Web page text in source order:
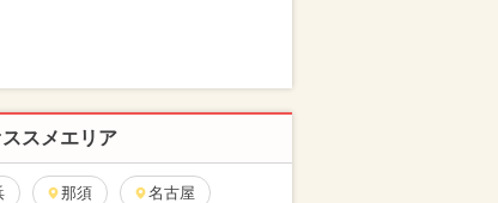
スメエリア
那須 名古屋